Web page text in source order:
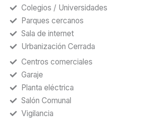
Colegios / Universidades
Parques cercanos
Sala de internet
Urbanización Cerrada
Centros comerciales
Garaje
Planta eléctrica
Salón Comunal
Vigilancia